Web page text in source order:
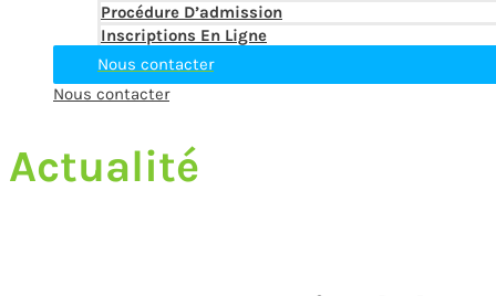
Procédure D’admission
Inscriptions En Ligne
Nous contacter
Nous contacter
Actualité